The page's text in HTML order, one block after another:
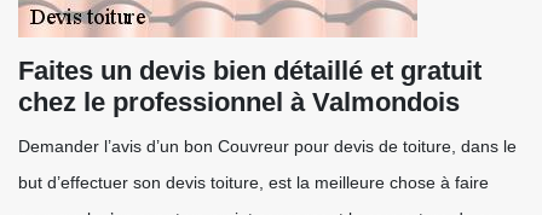
Faites un devis bien détaillé et gratuit
chez le professionnel à Valmondois
Demander l’avis d’un bon Couvreur pour devis de toiture, dans le
but d’effectuer son devis toiture, est la meilleure chose à faire